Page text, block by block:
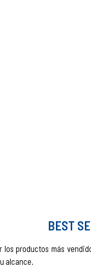
BEST
productos más
alcance.